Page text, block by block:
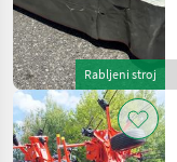
Rabljeni stroj